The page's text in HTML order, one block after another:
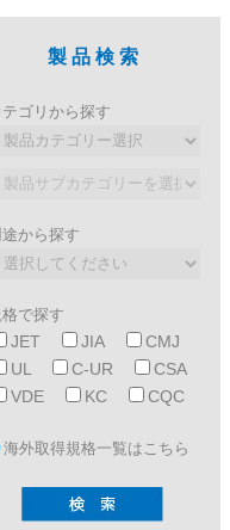
製 品 検 索
テゴリから探す
途から探す
格で探す
JET JIA
CMJ
UL
C-UR
CSA
VDE
KC CQC
海外取得規格一覧はこちら